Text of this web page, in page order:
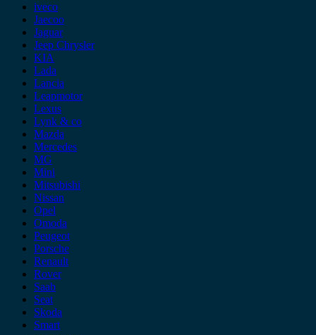
iveco
Jaecoo
Jaguar
Jeep Chrysler
KIA
Lada
Lancia
Leapmotor
Lexus
Lynk & co
Mazda
Mercedes
MG
Mini
Mitsubishi
Nissan
Opel
Omoda
Peugeot
Porsche
Renault
Rover
Saab
Seat
Skoda
Smart